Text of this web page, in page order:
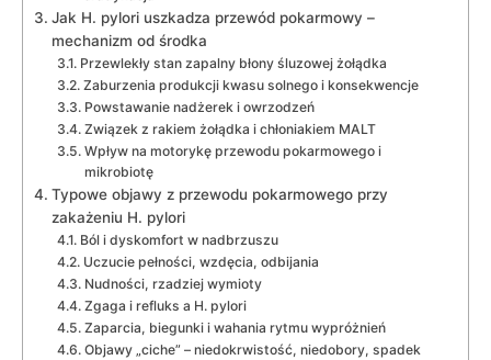
Jak H. pylori uszkadza przewód pokarmowy –
mechanizm od środka
Przewlekły stan zapalny błony śluzowej żołądka
Zaburzenia produkcji kwasu solnego i konsekwencje
Powstawanie nadżerek i owrzodzeń
Związek z rakiem żołądka i chłoniakiem MALT
Wpływ na motorykę przewodu pokarmowego i
mikrobiotę
Typowe objawy z przewodu pokarmowego przy
zakażeniu H. pylori
Ból i dyskomfort w nadbrzuszu
Uczucie pełności, wzdęcia, odbijania
Nudności, rzadziej wymioty
Zgaga i refluks a H. pylori
Zaparcia, biegunki i wahania rytmu wypróżnień
Objawy „ciche” – niedokrwistość, niedobory, spadek